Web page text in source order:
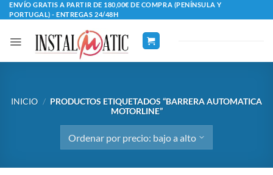
Saltar
al
contenido
ENVÍO GRATIS A PARTIR DE 180,00€ DE COMPRA (PENÍNSULA Y
PORTUGAL) - ENTREGAS 24/48H
INICIO / PRODUCTOS ETIQUETADOS “BARRERA AUTOMATICA
MOTORLINE”